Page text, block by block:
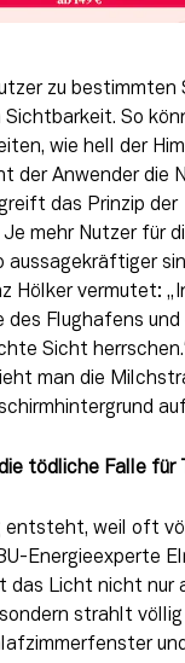
zu bestimmten
So
wie hell der
der Anwender die
das Prinzip der
mehr Nutzer für
aussagekräftiger
Hölker vermutet:
des Flughafens und
Sicht
man die
tödliche Falle für
entsteht, weil oft
Energieexperte
das Licht nicht nur
strahlt